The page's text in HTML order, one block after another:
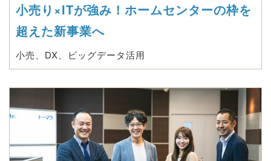
小売り×ITが強み！ホームセンターの枠を
超えた新事業へ
小売、DX、ビッグデータ活用